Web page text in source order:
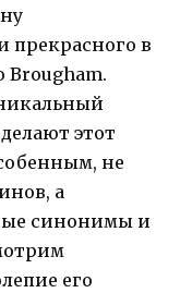
прекрасного в
Brougham.
этот
не
а
синонимы и
его